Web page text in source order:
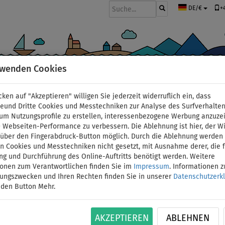
Cookies
auf "Akzeptieren" willigen Sie jederzeit widerruflich ein, dass
Dritte Cookies und Messtechniken zur Analyse des
Nutzungsprofile zu erstellen, interessenbezogene Werbung
Webseiten-Performance zu verbessern. Die Ablehnung ist hier, der
den Fingerabdruck-Button möglich. Durch die Ablehnung werden
Cookies und Messtechniken nicht gesetzt, mit Ausnahme derer, die
und Durchführung des Online-Auftritts benötigt werden. Weitere
zum Verantwortlichen finden Sie im
Impressum. Informationen
und Ihren Rechten finden Sie in unserer
Button Mehr.
AKZEPTIEREN ABLEHNEN
DE/€
>Familien >Familien Sets mit zwei SUPs (1+1)
(1+1)
Boards. Wir nehmen nichts aus dem Paket raus. Sie finden den
immer eine manuelle Pumpe mit Manometer dabei, sowie
1 WIR